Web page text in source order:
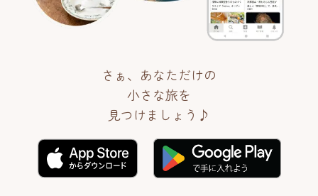
さぁ、あなただけの
小さな旅を
見つけましょう♪